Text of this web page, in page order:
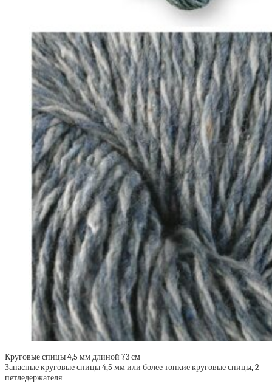
Круговые спицы 4,5 мм длиной 73 см
Запасные круговые спицы 4,5 мм или более тонкие круговые спицы, 2
петледержателя